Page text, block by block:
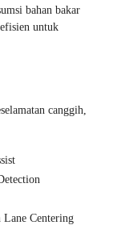
bahan bakar
untuk
canggih,
Centering